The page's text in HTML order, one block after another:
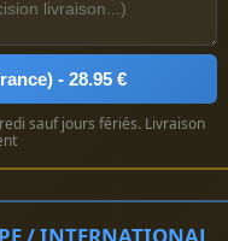
- 28.95 €
sauf jours fériés. Livraison